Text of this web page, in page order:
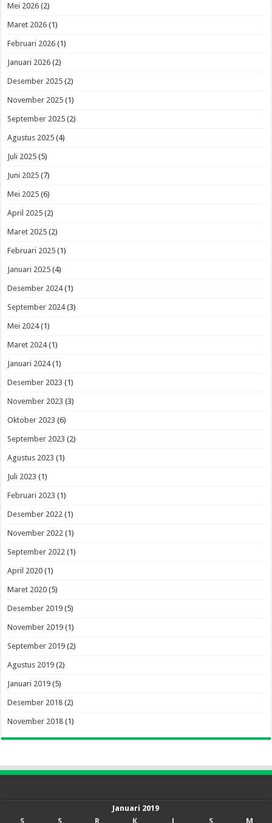
Mei 2026 (2)
Maret 2026 (1)
Februari 2026 (1)
Januari 2026 (2)
Desember 2025 (2)
November 2025 (1)
September 2025 (2)
Agustus 2025 (4)
Juli 2025 (5)
Juni 2025 (7)
Mei 2025 (6)
April 2025 (2)
Maret 2025 (2)
Februari 2025 (1)
Januari 2025 (4)
Desember 2024(1)
September 2024(3)
Mei 2024(1)
Maret 2024(1)
Januari 2024(1)
Desember 2023 (1)
November 2023 (3)
Oktober 2023 (6)
September 2023 (2)
Agustus 2023 (1)
Juli 2023 (1)
Februari 2023 (1)
Desember 2022 (1)
November 2022 (1)
September 2022 (1)
April 2020 (1)
Maret 2020 (5)
Desember 2019 (5)
November 2019 (1)
September 2019 (2)
Agustus 2019 (2)
Januari 2019 (5)
Desember 2018 (2)
November 2018 (1)
Januari 2019
S
S R K J S M